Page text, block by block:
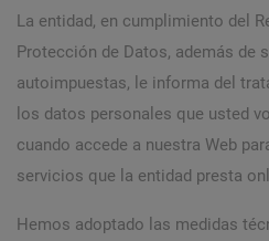
La entidad, en cumplimiento del
Protección de Datos, además de
autoimpuestas, le informa del
los datos personales que usted
cuando accede a nuestra Web
servicios que la entidad presta
Hemos adoptado las medidas